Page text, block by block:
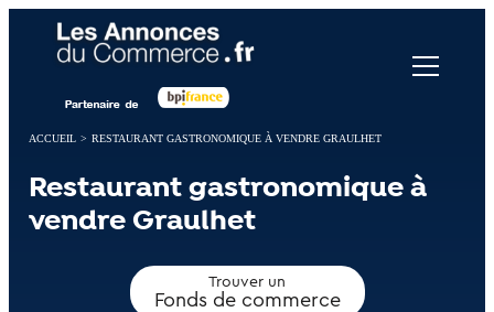
ACCUEIL > RESTAURANT GASTRONOMIQUE À VENDRE GRAULHET
Restaurant gastronomique à
vendre Graulhet
Trouver un
Fonds de commerce
Panneau de gestion des cookies